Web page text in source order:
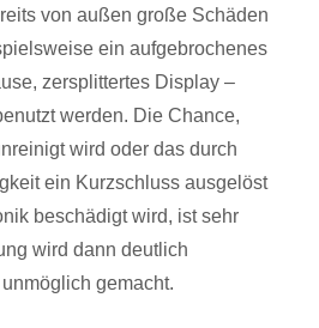
von außen große Schäden
ein aufgebrochenes
zersplittertes Display –
werden. Die Chance,
wird oder das durch
ein Kurzschluss ausgelöst
beschädigt wird, ist sehr
wird dann deutlich
gemacht.